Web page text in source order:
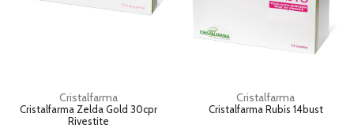
Cristalfarma
Cristalfarma Zelda Gold 30cpr
Rivestite
Cristalfarma
Cristalfarma Rubis 14bust